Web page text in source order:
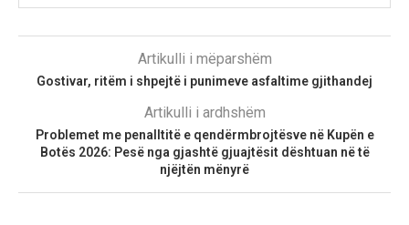
Artikulli i mëparshëm
Gostivar, ritëm i shpejtë i punimeve asfaltime gjithandej
Artikulli i ardhshëm
Problemet me penalltitë e qendërmbrojtësve në Kupën e
Botës 2026: Pesë nga gjashtë gjuajtësit dështuan në të
njëjtën mënyrë